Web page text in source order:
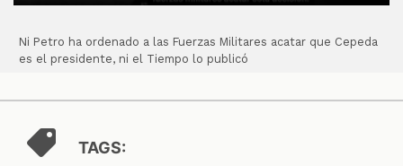
Ni Petro ha ordenado a las Fuerzas Militares acatar que Cepeda
es el presidente, ni el Tiempo lo publicó
TAGS: